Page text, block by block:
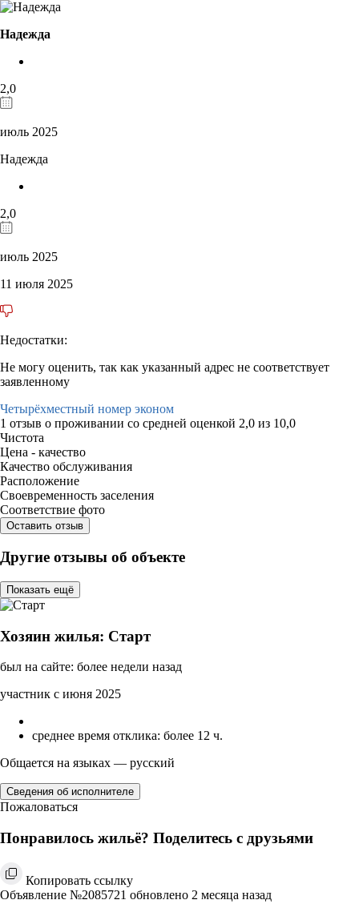
Надежда
2,0
июль 2025
Надежда
2,0
июль 2025
11 июля 2025
Недостатки:
Не могу оценить, так как указанный адрес не соответствует
заявленному
Четырёхместный номер эконом
1 отзыв о проживании со средней оценкой 2,0 из 10,0
Чистота
Цена - качество
Качество обслуживания
Расположение
Своевременность заселения
Соответствие фото
Оставить отзыв
Другие отзывы об объекте
Показать ещё
Хозяин жилья: Старт
был на сайте: более недели назад
участник с июня 2025
среднее время отклика: более 12 ч.
Общается на языках — русский
Сведения об исполнителе
Пожаловаться
Понравилось жильё? Поделитесь с друзьями
Копировать ссылку
Объявление №2085721 обновлено 2 месяца назад